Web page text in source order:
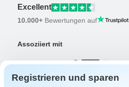
Excellent
10.000+ Bewertungen auf
Assoziiert mit
Registrieren und sparen